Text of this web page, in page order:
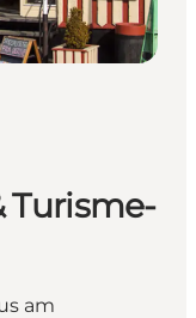
Turisme-
am